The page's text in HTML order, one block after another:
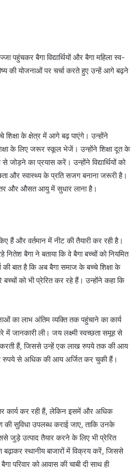
बैगा विद्यार्थियों और बैगा महिला स्व-
की योजनाओं पर चर्चा करते हुए उन्हें आगे बढ़ने
शिक्षा के क्षेत्र में आगे बढ़ पाएंगे। उन्होंने
के लिए जरूर स्कूल भेजें। उन्होंने शिक्षा दूत के
का प्रयास करें। उन्होंने विद्यार्थियों को
और स्वास्थ्य के प्रति सजग बनाना जरूरी है।
और औसत आयु में सुधार लाना है।
हैं और वर्तमान में नीट की तैयारी कर रही है।
नितेश बैगा ने बताया कि वे बैगा बच्चों को नियमित
बात है कि अब बैगा समाज के बच्चे शिक्षा के
को भी प्रेरित कर रहे हैं। उन्होंने कहा कि
का लाभ अंतिम व्यक्ति तक पहुंचाने का कार्य
में जानकारी ली। जय लक्ष्मी स्वच्छता समूह से
करती हैं, जिससे उन्हें एक लाख रुपये तक की आय
रुपये से अधिक की आय अर्जित कर चुकी हैं।
कार्य कर रही हैं, लेकिन इसमें और अधिक
की सुविधा उपलब्ध कराई जाए, ताकि उनके
जुड़े उत्पाद तैयार करने के लिए भी प्रेरित
स्थानीय बाजारों में विक्रय करें, जिससे
को आवास की चाबी दी साथ ही